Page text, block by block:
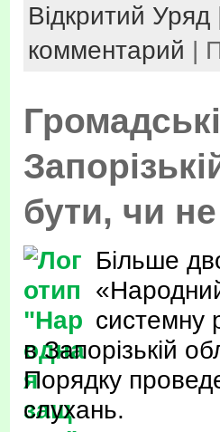
Відкритий Уряд
комментарий |
бути, чи
Більше
системну
в Запорізькій
Порядку
слухань.